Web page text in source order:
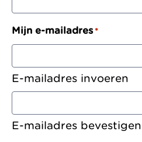
Mijn e-mailadres *
E-mailadres invoeren
E-mailadres bevestigen